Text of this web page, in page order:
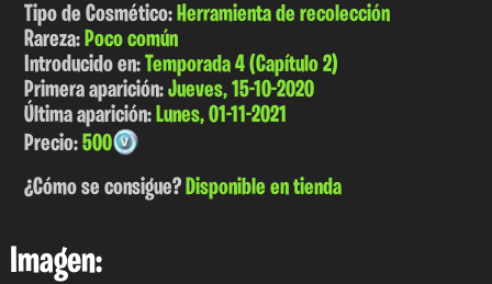
Tipo de Cosmético:Herramienta de recolección
Rareza:Poco común
Introducido en:Temporada 4 (Capítulo 2)
Primera aparición:Jueves, 15-10-2020
Última aparición:Lunes, 01-11-2021
Precio:500
¿Cómo se consigue?Disponible en tienda
Imagen: